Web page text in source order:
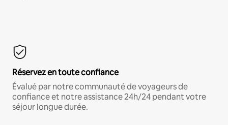
Réservez en toute confiance
Évalué par notre communauté de voyageurs de
confiance et notre assistance 24h/24 pendant votre
séjour longue durée.